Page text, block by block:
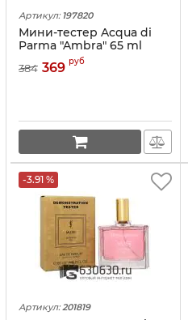
Артикул: 197820
Мини-тестер Acqua di
Parma "Ambra" 65 ml
384 369 руб
-3.91 %
Артикул: 201819